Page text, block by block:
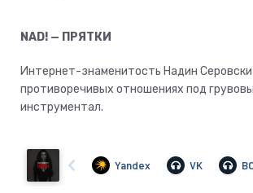
NAD! — ПРЯТКИ
Интернет-знаменитость Надин Серовски
противоречивых отношениях под
инструментал.